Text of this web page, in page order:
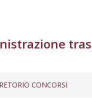
CONCORSI